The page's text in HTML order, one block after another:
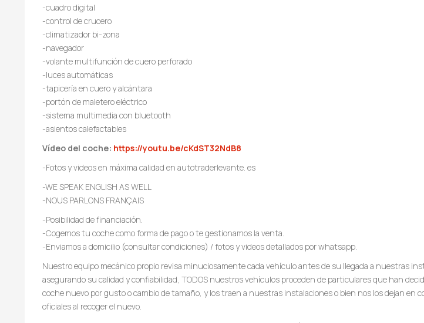
-cuadro digital
-control de crucero
-climatizador bi-zona
-navegador
-volante multifunción de cuero perforado
-luces automáticas
-tapicería en cuero y alcántara
-portón de maletero eléctrico
-sistema multimedia con bluetooth
-asientos calefactables
Vídeo del coche: https://youtu.be/cKdST32NdB8
-Fotos y videos en máxima calidad en autotraderlevante. es
-WE SPEAK ENGLISH AS WELL
-NOUS PARLONS FRANÇAIS
-Posibilidad de financiación.
-Cogemos tu coche como forma de pago o te gestionamos la venta.
-Enviamos a domicilio (consultar condiciones) / fotos y videos detallados por whatsapp.
Nuestro equipo mecánico propio revisa minuciosamente cada vehículo antes de su llegada a nuestras
asegurando su calidad y confiabilidad, TODOS nuestros vehículos proceden de particulares que han
coche nuevo por gusto o cambio de tamaño, y los traen a nuestras instalaciones o bien nos los dejan en
oficiales al recoger el nuevo.